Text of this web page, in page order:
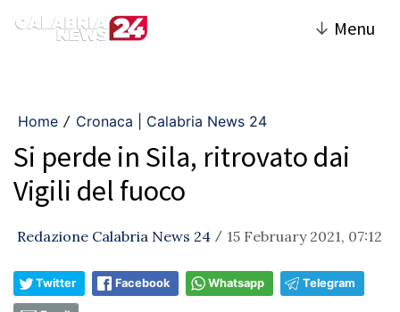
↓ Menu
Home / Cronaca | Calabria News 24
Si perde in Sila, ritrovato dai
Vigili del fuoco
Redazione Calabria News 24 / 15 February 2021, 07:12
Twitter Facebook Whatsapp Telegram